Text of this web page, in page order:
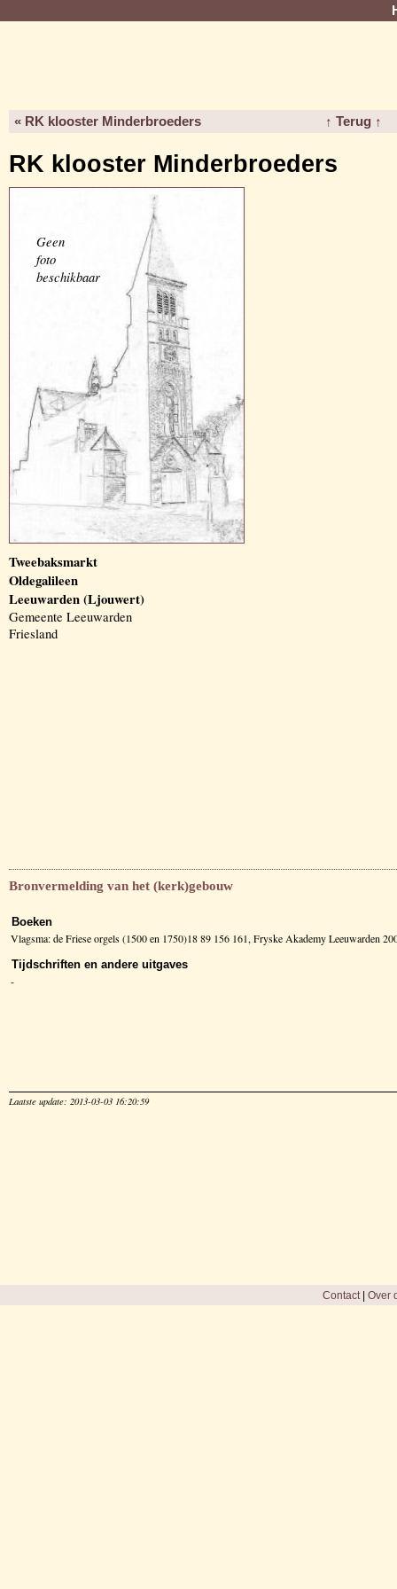
« RK klooster Minderbroeders ↑ Terug ↑
RK klooster Minderbroeders
Geen
foto
beschikbaar
Tweebaksmarkt
Oldegalileen
Leeuwarden (Ljouwert)
Gemeente Leeuwarden
Friesland
Bronvermelding van het (kerk)gebouw
Boeken
Vlagsma: de Friese orgels (1500 en 1750)18 89 156 161, Fryske Akademy Leeuwarden
Tijdschriften en andere uitgaves
-
Laatste update: 2013-03-03 16:20:59
Contact| Over